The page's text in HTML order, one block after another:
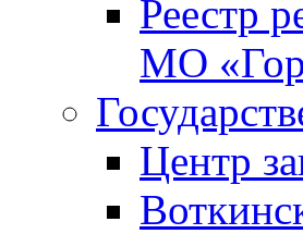
Реестр
МО
Центр